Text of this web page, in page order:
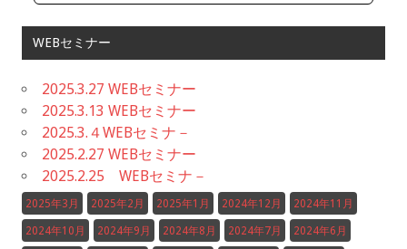
WEBセミナー
2025.3.27 WEBセミナー
2025.3.13 WEBセミナー
2025.3.４WEBセミナ－
2025.2.27 WEBセミナー
2025.2.25 WEBセミナ－
2025年3月 2025年2月 2025年1月 2024年12月 2024年11月
2024年10月 2024年9月 2024年8月 2024年7月 2024年6月